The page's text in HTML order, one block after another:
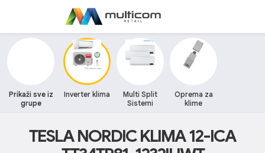
Prikaži sve iz
grupe
Inverter klima
Multi Split
Sistemi
Oprema za
klime
TESLA NORDIC KLIMA 12-ICA